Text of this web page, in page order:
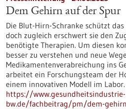
Dem Gehirn auf der Spur
Die Blut-Hirn-Schranke schützt
doch zugleich erschwert sie den
benötigte Therapien. Um diesen
besser zu verstehen und neue
Medikamentenverabreichung ins
arbeitet ein Forschungsteam der
einem innovativen Modell im Labor.
https://www.gesundheitsindustrie-
bw.de/fachbeitrag/pm/dem-